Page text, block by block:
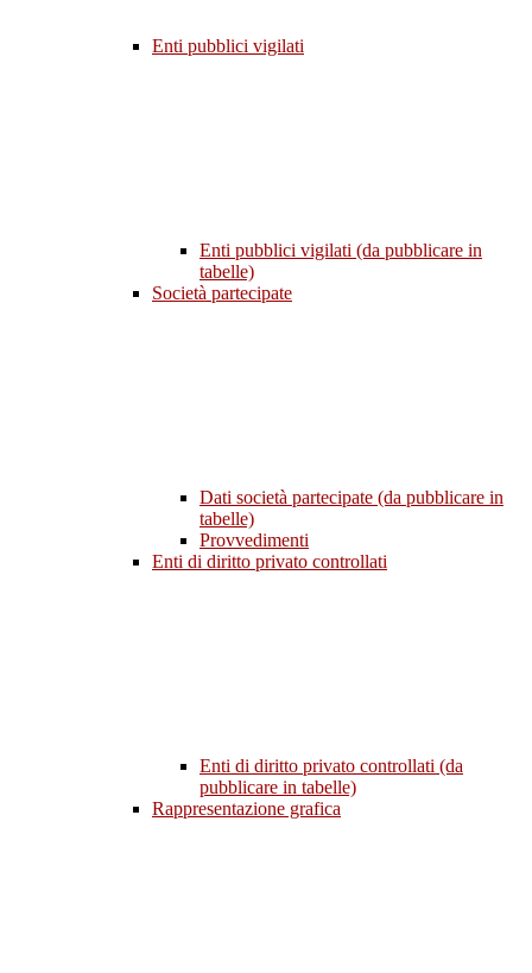
Enti pubblici vigilati
Enti pubblici vigilati (da pubblicare in
tabelle)
Società partecipate
Dati società partecipate (da pubblicare in
tabelle)
Provvedimenti
Enti di diritto privato controllati
Enti di diritto privato controllati (da
pubblicare in tabelle)
Rappresentazione grafica